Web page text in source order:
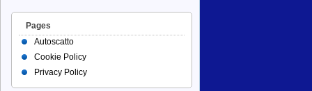
Pages
Autoscatto
Cookie Policy
Privacy Policy